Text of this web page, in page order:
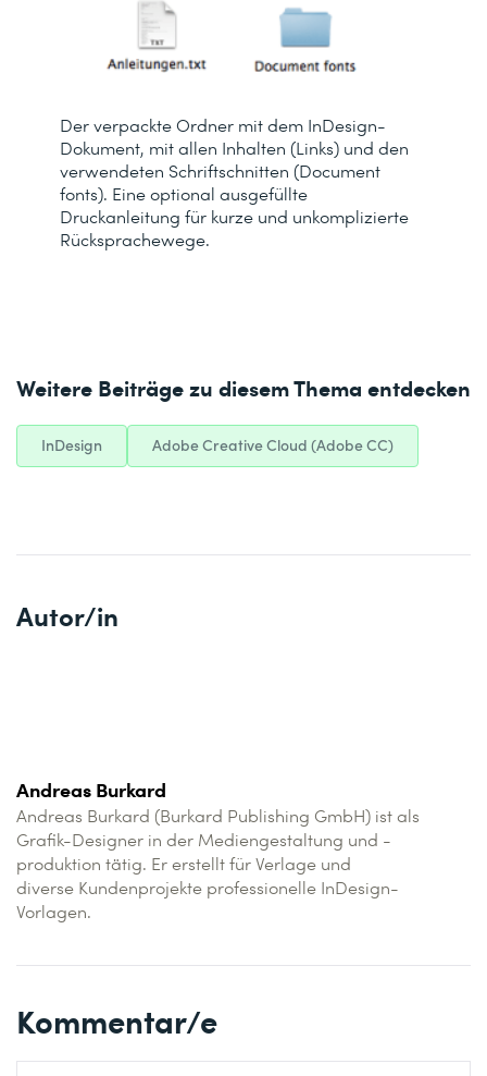
Der verpackte Ordner mit dem InDesign-
Dokument, mit allen Inhalten (Links) und den
verwendeten Schriftschnitten (Document
fonts). Eine optional ausgefüllte
Druckanleitung für kurze und unkomplizierte
Rücksprachewege.
Weitere Beiträge zu diesem Thema entdecken
InDesign Adobe Creative Cloud (Adobe CC)
Autor/in
Andreas Burkard
Andreas Burkard (Burkard Publishing GmbH) ist als
Grafik-Designer in der Mediengestaltung und -
produktion tätig. Er erstellt für Verlage und
diverse Kundenprojekte professionelle InDesign-
Vorlagen.
Kommentar/e